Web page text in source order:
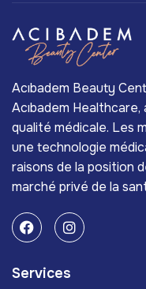
Acıbadem Beauty
Acıbadem
qualité médicale. Les
une technologie
raisons de la position
marché privé de la
Services